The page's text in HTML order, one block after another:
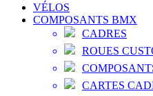
VÉLOS
COMPOSANTS BMX
CADRES
ROUES
CARTES